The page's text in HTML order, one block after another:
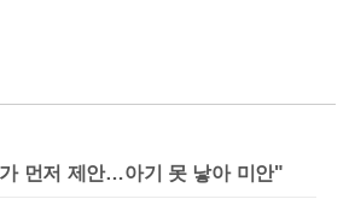
먼저 제안…아기 못 낳아 미안"